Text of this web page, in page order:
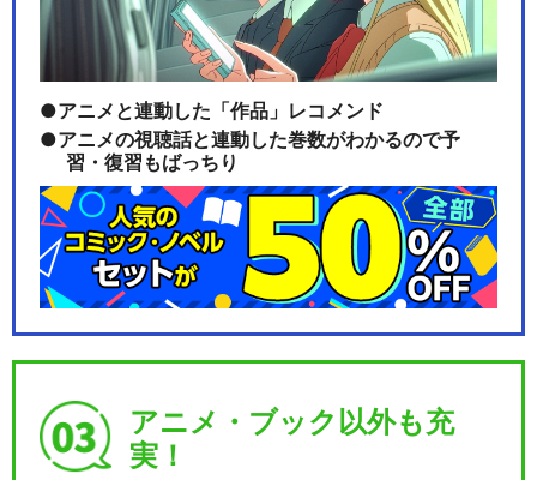
アニメと連動した「作品」レコメンド
アニメの視聴話と連動した巻数がわかるので予
習・復習もばっちり
アニメ・ブック以外も充
実！